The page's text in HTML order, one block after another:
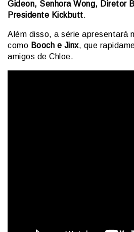
Gideon, Senhora Wong, Diretor
Presidente Kickbutt.
Além disso, a série apresentará
como Booch e Jinx, que
amigos de Chloe.